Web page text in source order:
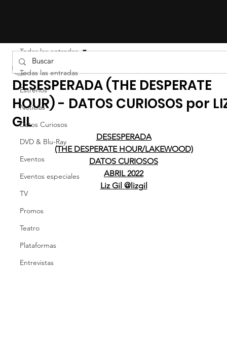
Todas las entradas
Estrenos
Noticias
Datos Curiosos
DVD & Blu-Ray
Eventos
Eventos especiales
TV
Promos
Teatro
Plataformas
Entrevistas
Todas las entradas
DESESPERADA (THE DESPERATE
HOUR) - DATOS CURIOSOS por
GIL
DESESPERADA
(THE DESPERATE HOUR/LAKEWOOD)
DATOS CURIOSOS
ABRIL 2022
Liz Gil @lizgil